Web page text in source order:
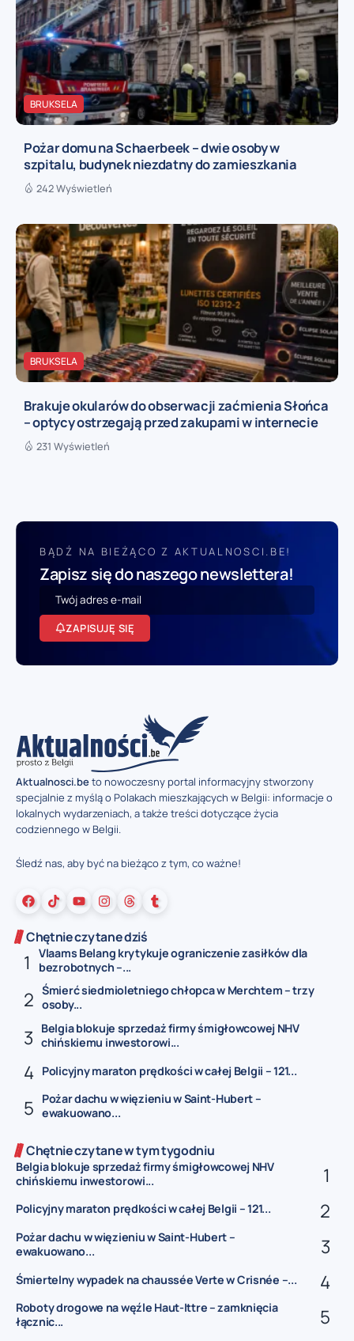
BRUKSELA
Pożar domu na Schaerbeek – dwie osoby w
szpitalu, budynek niezdatny do zamieszkania
242 Wyświetleń
BRUKSELA
Brakuje okularów do obserwacji zaćmienia Słońca
– optycy ostrzegają przed zakupami w internecie
231 Wyświetleń
BĄDŹ NA BIEŻĄCO Z AKTUALNOSCI.BE!
Zapisz się do naszego newslettera!
ZAPISUJĘ SIĘ
Aktualnosci.beto nowoczesny portal informacyjny stworzony
specjalnie z myślą o Polakach mieszkających w Belgii: informacje o
lokalnych wydarzeniach, a także treści dotyczące życia
codziennego w Belgii.
Śledź nas, aby być na bieżąco z tym, co ważne!
Chętnie czytane dziś
Vlaams Belang krytykuje ograniczenie zasiłków dla
bezrobotnych –...
Śmierć siedmioletniego chłopca w Merchtem – trzy
osoby...
Belgia blokuje sprzedaż firmy śmigłowcowej NHV
chińskiemu inwestorowi...
Policyjny maraton prędkości w całej Belgii – 121...
Pożar dachu w więzieniu w Saint-Hubert –
ewakuowano...
Chętnie czytane w tym tygodniu
Belgia blokuje sprzedaż firmy śmigłowcowej NHV
chińskiemu inwestorowi...
Policyjny maraton prędkości w całej Belgii – 121...
Pożar dachu w więzieniu w Saint-Hubert –
ewakuowano...
Śmiertelny wypadek na chaussée Verte w Crisnée –...
Roboty drogowe na węźle Haut-Ittre – zamknięcia
łącznic...